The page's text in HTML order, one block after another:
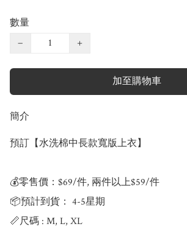
數量
−
+
加至購物車
簡介
預訂【水洗棉中長款寬版上衣】
💰零售價：$69/件, 兩件以上$59/件
📦預計到貨： 4-5星期
📏尺碼 : M, L, XL